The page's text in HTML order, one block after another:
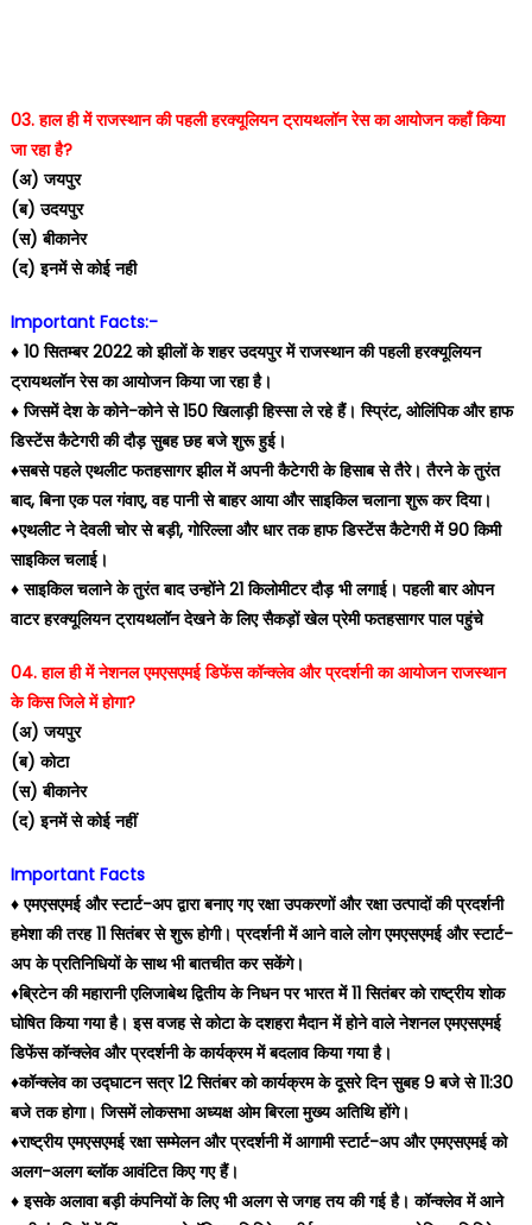
03. हाल ही में राजस्थान की पहली हरक्यूलियन ट्रायथलॉन रेस का आयोजन कहाँ किया
जा रहा है?
(अ) जयपुर
(ब) उदयपुर
(स) बीकानेर
(द) इनमें से कोई नही
Important Facts:-
♦️ 10 सितम्बर 2022 को झीलों के शहर उदयपुर में राजस्थान की पहली हरक्यूलियन
ट्रायथलॉन रेस का आयोजन किया जा रहा है।
♦️ जिसमें देश के कोने-कोने से 150 खिलाड़ी हिस्सा ले रहे हैं। स्प्रिंट, ओलिंपिक और हाफ
डिस्टेंस कैटेगरी की दौड़ सुबह छह बजे शुरू हुई।
♦️सबसे पहले एथलीट फतहसागर झील में अपनी कैटेगरी के हिसाब से तैरे। तैरने के तुरंत
बाद, बिना एक पल गंवाए, वह पानी से बाहर आया और साइकिल चलाना शुरू कर दिया।
♦️एथलीट ने देवली चोर से बड़ी, गोरिल्ला और धार तक हाफ डिस्टेंस कैटेगरी में 90 किमी
साइकिल चलाई।
♦️ साइकिल चलाने के तुरंत बाद उन्होंने 21 किलोमीटर दौड़ भी लगाई। पहली बार ओपन
वाटर हरक्यूलियन ट्रायथलॉन देखने के लिए सैकड़ों खेल प्रेमी फतहसागर पाल पहुंचे
04. हाल ही में नेशनल एमएसएमई डिफेंस कॉन्क्लेव और प्रदर्शनी का आयोजन राजस्थान
के किस जिले में होगा?
(अ) जयपुर
(ब) कोटा
(स) बीकानेर
(द) इनमें से कोई नहीं
Important Facts
♦️ एमएसएमई और स्टार्ट-अप द्वारा बनाए गए रक्षा उपकरणों और रक्षा उत्पादों की प्रदर्शनी
हमेशा की तरह 11 सितंबर से शुरू होगी। प्रदर्शनी में आने वाले लोग एमएसएमई और स्टार्ट-
अप के प्रतिनिधियों के साथ भी बातचीत कर सकेंगे।
♦️ब्रिटेन की महारानी एलिजाबेथ द्वितीय के निधन पर भारत में 11 सितंबर को राष्ट्रीय शोक
घोषित किया गया है। इस वजह से कोटा के दशहरा मैदान में होने वाले नेशनल एमएसएमई
डिफेंस कॉन्क्लेव और प्रदर्शनी के कार्यक्रम में बदलाव किया गया है।
♦️कॉन्क्लेव का उद्घाटन सत्र 12 सितंबर को कार्यक्रम के दूसरे दिन सुबह 9 बजे से 11:30
बजे तक होगा। जिसमें लोकसभा अध्यक्ष ओम बिरला मुख्य अतिथि होंगे।
♦️राष्ट्रीय एमएसएमई रक्षा सम्मेलन और प्रदर्शनी में आगामी स्टार्ट-अप और एमएसएमई को
अलग-अलग ब्लॉक आवंटित किए गए हैं।
♦️ इसके अलावा बड़ी कंपनियों के लिए भी अलग से जगह तय की गई है। कॉन्क्लेव में आने